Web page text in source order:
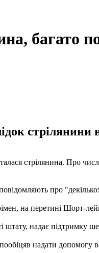
багато
стрілянина. Про
про
на перетині Шорт-
штату, надає підтримку
надати допомогу